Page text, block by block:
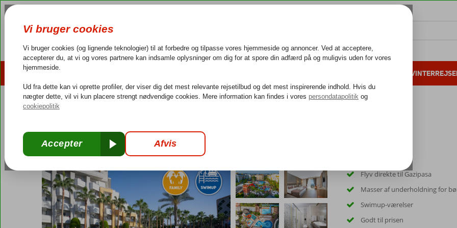
4,3/5 på Trustpilot Dansk guideservice 40.000 danske gæster i 2025 25 års erfaring
My Home Resort
Ultra All Inclusive-Hotel
Flyv direkte til Gazipasa
Masser af underholdning for
Swimup-værelser
Godt til prisen